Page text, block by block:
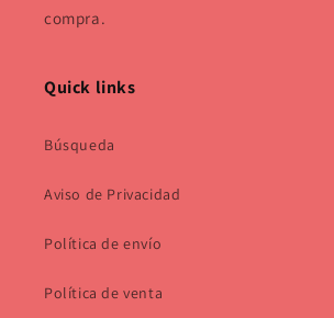
compra.
Quick links
Búsqueda
Aviso de Privacidad
Política de envío
Política de venta